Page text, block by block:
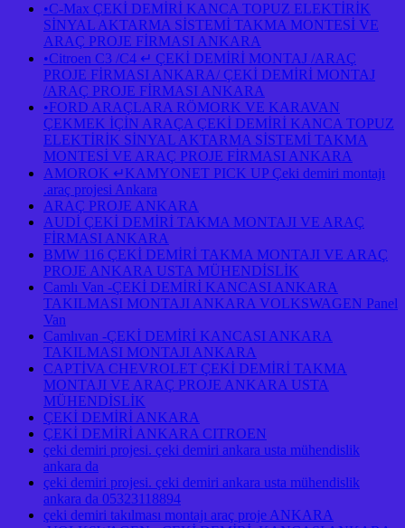
•C-Max ÇEKİ DEMİRİ KANCA TOPUZ ELEKTİRİK
SİNYAL AKTARMA SİSTEMİ TAKMA MONTESİ VE
ARAÇ PROJE FİRMASI ANKARA
•Citroen C3 /C4 ↵ ÇEKİ DEMİRİ MONTAJ /ARAÇ
PROJE FİRMASI ANKARA/ ÇEKİ DEMİRİ MONTAJ
/ARAÇ PROJE FİRMASI ANKARA
•FORD ARAÇLARA RÖMORK VE KARAVAN
ÇEKMEK İÇİN ARAÇA ÇEKİ DEMİRİ KANCA TOPUZ
ELEKTİRİK SİNYAL AKTARMA SİSTEMİ TAKMA
MONTESİ VE ARAÇ PROJE FİRMASI ANKARA
AMOROK ↵KAMYONET PICK UP Çeki demiri montajı
.araç projesi Ankara
ARAÇ PROJE ANKARA
AUDİ ÇEKİ DEMİRİ TAKMA MONTAJI VE ARAÇ
FİRMASI ANKARA
BMW 116 ÇEKİ DEMİRİ TAKMA MONTAJI VE ARAÇ
PROJE ANKARA USTA MÜHENDİSLİK
Camlı Van -ÇEKİ DEMİRİ KANCASI ANKARA
TAKILMASI MONTAJI ANKARA VOLKSWAGEN Panel
Van
Camlıvan -ÇEKİ DEMİRİ KANCASI ANKARA
TAKILMASI MONTAJI ANKARA
CAPTİVA CHEVROLET ÇEKİ DEMİRİ TAKMA
MONTAJI VE ARAÇ PROJE ANKARA USTA
MÜHENDİSLİK
ÇEKİ DEMİRİ ANKARA
ÇEKİ DEMİRİ ANKARA CITROEN
çeki demiri projesi. çeki demiri ankara usta mühendislik
ankara da
çeki demiri projesi. çeki demiri ankara usta mühendislik
ankara da 05323118894
çeki demiri takılması montajı araç proje ANKARA